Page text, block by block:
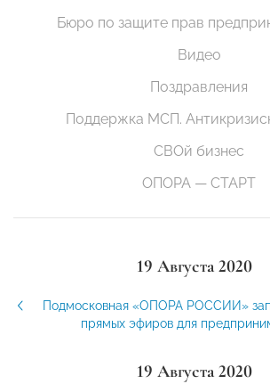
Бюро по защите прав
Видео
Поздравления
Поддержка МСП.
СВОй бизнес
ОПОРА — СТАРТ
19 Августа 2020
Подмосковная «ОПОРА РОССИИ»
прямых эфиров для
19 Августа 2020